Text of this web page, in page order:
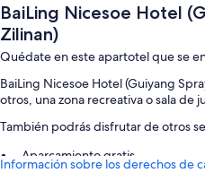
BaiLing Nicesoe Hotel
Zilinan)
Quédate en este apartotel que se
BaiLing Nicesoe Hotel (Guiyang
otros, una zona recreativa o sala de
También podrás disfrutar de otros
Aparcamiento gratis
Información sobre los derechos de